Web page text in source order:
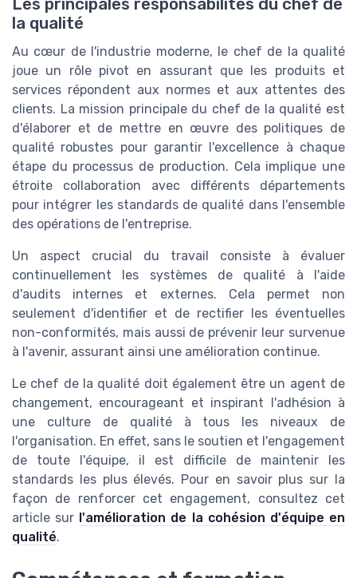
Les principales responsabilités du chef de
la qualité
Au cœur de l'industrie moderne, le chef de la qualité
joue un rôle pivot en assurant que les produits et
services répondent aux normes et aux attentes des
clients. La mission principale du chef de la qualité est
d'élaborer et de mettre en œuvre des politiques de
qualité robustes pour garantir l'excellence à chaque
étape du processus de production. Cela implique une
étroite collaboration avec différents départements
pour intégrer les standards de qualité dans l'ensemble
des opérations de l'entreprise.
Un aspect crucial du travail consiste à évaluer
continuellement les systèmes de qualité à l'aide
d'audits internes et externes. Cela permet non
seulement d'identifier et de rectifier les éventuelles
non-conformités, mais aussi de prévenir leur survenue
à l'avenir, assurant ainsi une amélioration continue.
Le chef de la qualité doit également être un agent de
changement, encourageant et inspirant l'adhésion à
une culture de qualité à tous les niveaux de
l'organisation. En effet, sans le soutien et l'engagement
de toute l'équipe, il est difficile de maintenir les
standards les plus élevés. Pour en savoir plus sur la
façon de renforcer cet engagement, consultez cet
article sur l'amélioration de la cohésion d'équipe en
qualité.